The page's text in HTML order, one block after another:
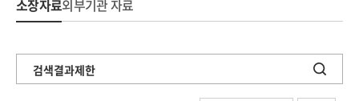
소장자료외부기관 자료
검색결과제한